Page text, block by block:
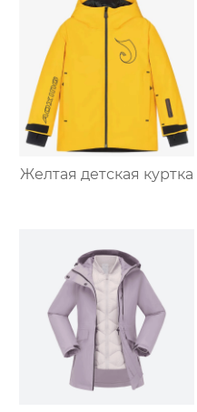
Желтая детская куртка